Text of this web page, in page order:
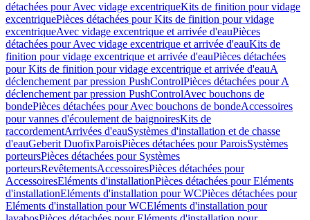
détachées pour Avec vidage excentriqueKits de finition pour vidage
excentriquePièces détachées pour Kits de finition pour vidage
excentriqueAvec vidage excentrique et arrivée d'eauPièces
détachées pour Avec vidage excentrique et arrivée d'eauKits de
finition pour vidage excentrique et arrivée d'eauPièces détachées
pour Kits de finition pour vidage excentrique et arrivée d'eauA
déclenchement par pression PushControlPièces détachées pour A
déclenchement par pression PushControlAvec bouchons de
bondePièces détachées pour Avec bouchons de bondeAccessoires
pour vannes d'écoulement de baignoiresKits de
raccordementArrivées d'eauSystèmes d'installation et de chasse
d'eauGeberit DuofixParoisPièces détachées pour ParoisSystèmes
porteursPièces détachées pour Systèmes
porteursRevêtementsAccessoiresPièces détachées pour
AccessoiresEléments d'installationPièces détachées pour Eléments
d'installationEléments d'installation pour WCPièces détachées pour
Eléments d'installation pour WCEléments d'installation pour